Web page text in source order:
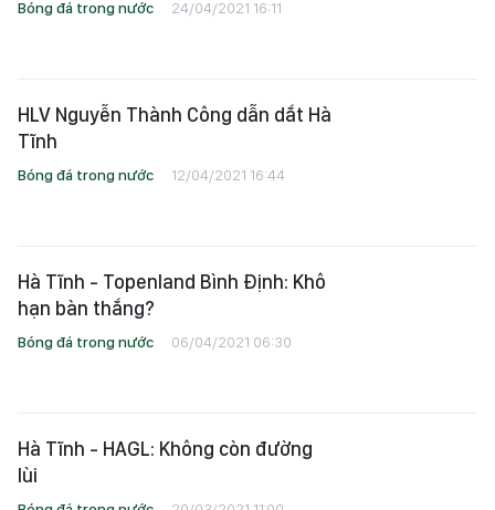
Bóng đá trong nước 24/04/2021 16:11
HLV Nguyễn Thành Công dẫn dắt Hà
Tĩnh
Bóng đá trong nước 12/04/2021 16:44
Hà Tĩnh - Topenland Bình Định: Khô
hạn bàn thắng?
Bóng đá trong nước 06/04/2021 06:30
Hà Tĩnh - HAGL: Không còn đường
lùi